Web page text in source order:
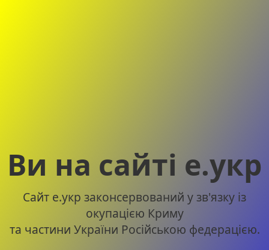
Ви на сайті е.укр
Сайт е.укр законсервований у зв'язку із
окупацією Криму
та частини України Російською федерацією.